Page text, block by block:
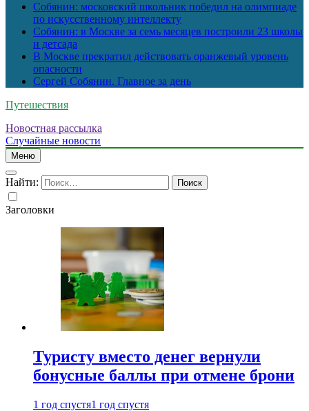
Собянин: московский школьник победил на олимпиаде
по искусственному интеллекту
Собянин: в Москве за семь месяцев построили 23 школы
и детсада
В Москве прекратил действовать оранжевый уровень
опасности
Сергей Собянин. Главное за день
Путешествия
Новостная рассылка
Случайные новости
Меню
Найти:
Заголовки
Туристу вместо денег вернули
бонусные баллы при отмене брони
1 год спустя1 год спустя